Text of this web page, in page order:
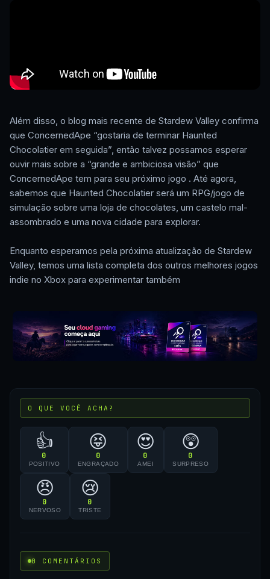
Além disso, o blog mais recente de Stardew Valley confirma
que ConcernedApe “gostaria de terminar Haunted
Chocolatier em seguida”, então talvez possamos esperar
ouvir mais sobre a “grande e ambiciosa visão” que
ConcernedApe tem para seu próximo jogo . Até agora,
sabemos que Haunted Chocolatier será um RPG/jogo de
simulação sobre uma loja de chocolates, um castelo mal-
assombrado e uma nova cidade para explorar.
Enquanto esperamos pela próxima atualização de Stardew
Valley, temos uma lista completa dos outros melhores jogos
indie no Xbox para experimentar também
O QUE VOCÊ ACHA?
👍
0
POSITIVO
😝
0
ENGRAÇADO
😍
0
AMEI
😲
0
SURPRESO
😠
0
NERVOSO
😢
0
TRISTE
0 COMENTÁRIOS